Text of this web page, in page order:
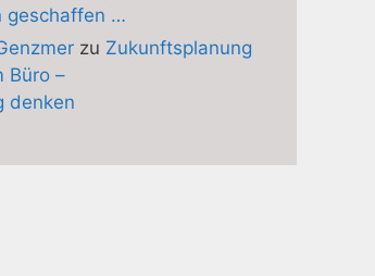
geschaffen …
zu Zukunftsplanung
Büro –
denken